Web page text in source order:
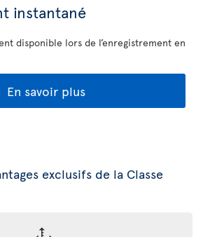
instantané
disponible lors de l’enregistrement en
En savoir plus
exclusifs de la Classe